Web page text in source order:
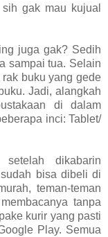
gak mau kujual
juga gak? Sedih
sampai tua. Selain
buku yang gede
Jadi, alangkah
di dalam
inci: Tablet/
dikabarin
bisa dibeli di
teman-teman
tanpa
kurir yang pasti
Play. Semua